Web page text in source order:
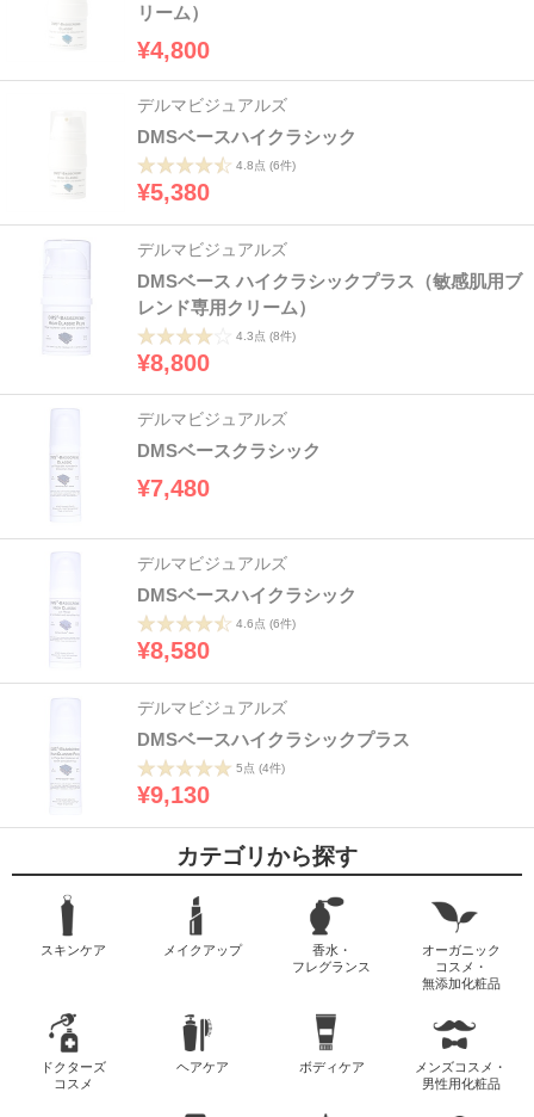
リーム）
¥4,800
デルマビジュアルズ
DMSベースハイクラシック
4.8点 (6件)
¥5,380
デルマビジュアルズ
DMSベース ハイクラシックプラス（敏感肌用ブ
レンド専用クリーム）
4.3点 (8件)
¥8,800
デルマビジュアルズ
DMSベースクラシック
¥7,480
デルマビジュアルズ
DMSベースハイクラシック
4.6点 (6件)
¥8,580
デルマビジュアルズ
DMSベースハイクラシックプラス
5点 (4件)
¥9,130
カテゴリから探す
スキンケア メイクアップ
香水・
フレグランス
オーガニック
コスメ・
無添加化粧品
ドクターズ
コスメ
ヘアケア ボディケア
メンズコスメ・
男性用化粧品